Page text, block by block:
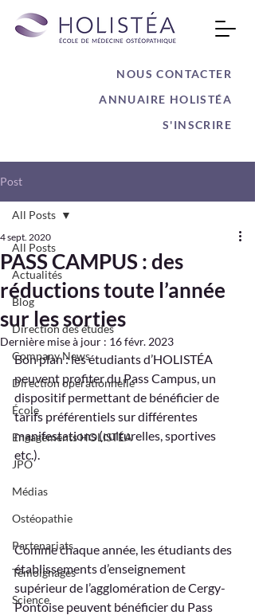
NOUS CONTACTER
ANNUAIRE HOLISTÉA
S'INSCRIRE
Post
All Posts
Actualités
Blog
Direction des études
Company News
Direction opérationnelle
École
Engagements HOLISTÉA
JPO
Médias
Ostéopathie
Partenariats
Témoignages
Science
All Posts
PASS CAMPUS : des
réductions toute l’année
sur les sorties
4 sept. 2020
Dernière mise à jour : 16 févr. 2023
Bon plan : les étudiants d’HOLISTÉA
peuvent profiter du Pass Campus, un
dispositif permettant de bénéficier de
tarifs préférentiels sur différentes
manifestations (culturelles, sportives
etc.).
Comme chaque année, les étudiants des
établissements d’enseignement
supérieur de l’agglomération de Cergy-
Pontoise peuvent bénéficier du Pass